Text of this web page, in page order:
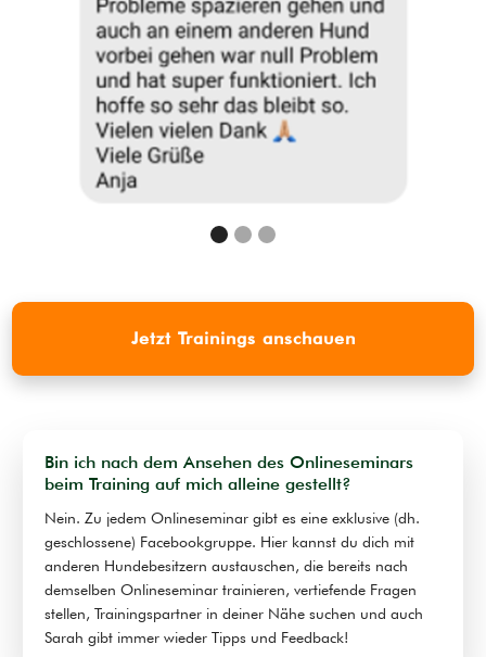
Jetzt Trainings anschauen
Bin ich nach dem Ansehen des Onlineseminars
beim Training auf mich alleine gestellt?
Nein. Zu jedem Onlineseminar gibt es eine exklusive (dh.
geschlossene) Facebookgruppe. Hier kannst du dich mit
anderen Hundebesitzern austauschen, die bereits nach
demselben Onlineseminar trainieren, vertiefende Fragen
stellen, Trainingspartner in deiner Nähe suchen und auch
Sarah gibt immer wieder Tipps und Feedback!